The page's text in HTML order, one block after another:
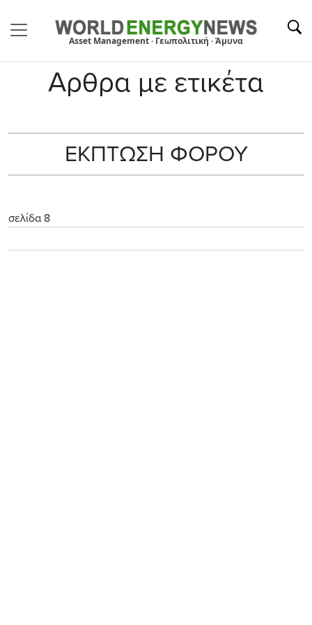
Asset Management · Γεωπολιτική · Άμυνα
Αρθρα με ετικέτα
ΕΚΠΤΩΣΗ ΦΟΡΟΥ
σελίδα 8